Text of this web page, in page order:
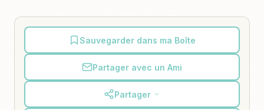
Sauvegarder dans ma Boîte
Partager avec un Ami
Partager